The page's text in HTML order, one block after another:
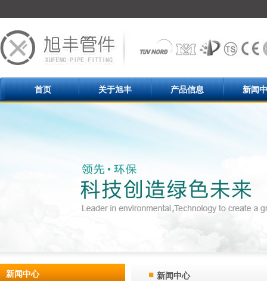
首页 关于旭丰 产品信息 新闻
新闻中心 新闻中心